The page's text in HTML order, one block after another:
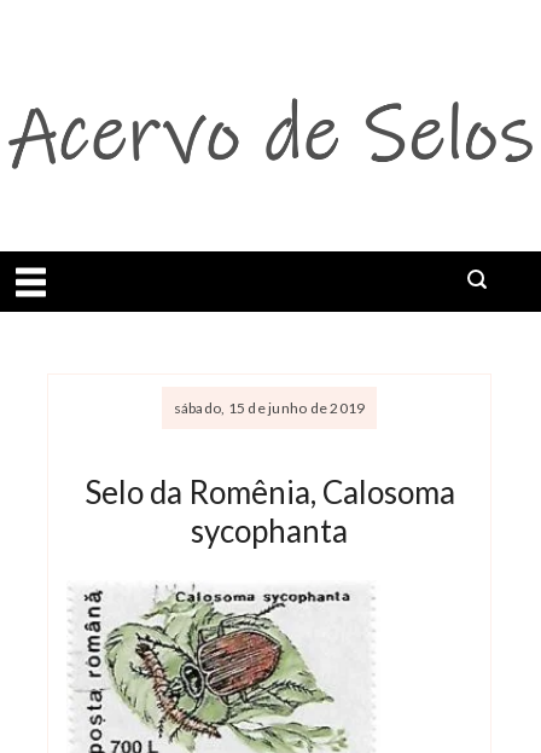
Abrir menu
sábado, 15 de junho de 2019
Selo da Romênia, Calosoma
sycophanta